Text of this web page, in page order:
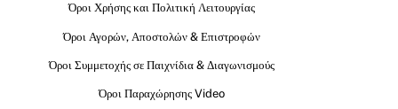
Όροι Χρήσης και Πολιτική Λειτουργίας
Όροι Αγορών, Αποστολών & Επιστροφών
Όροι Συμμετοχής σε Παιχνίδια & Διαγωνισμούς
Όροι Παραχώρησης Video